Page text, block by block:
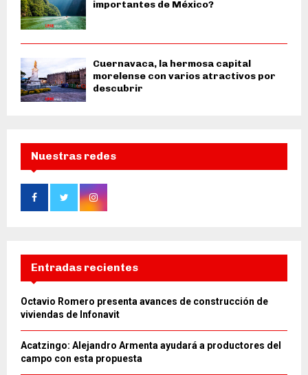
importantes de México?
Cuernavaca, la hermosa capital
morelense con varios atractivos por
descubrir
Nuestras redes
Entradas recientes
Octavio Romero presenta avances de construcción de
viviendas de Infonavit
Acatzingo: Alejandro Armenta ayudará a productores del
campo con esta propuesta